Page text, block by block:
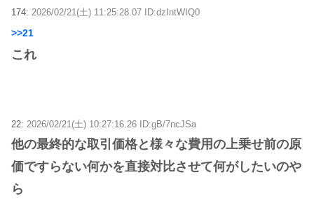
174: 2026/02/21(土) 11:25:28.07 ID:dzIntWIQ0
>>21
これ
22: 2026/02/21(土) 10:27:16.26 ID:gB/7ncJSa
他の最終的な取引価格と様々な費用の上乗せ前の原
価ですらない何かを直接対比させて何がしたいのや
ら